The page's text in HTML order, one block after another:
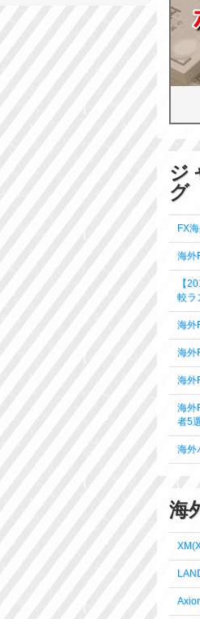
ジ
グ
FX
海外
【
較ラ
海外
海外
海外
海外
者5
海外
海